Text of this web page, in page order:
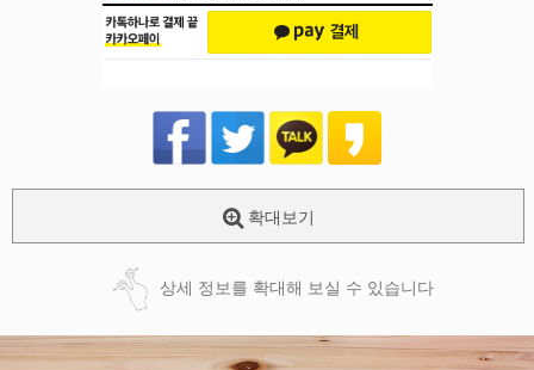
확대보기
상세 정보를 확대해 보실 수 있습니다